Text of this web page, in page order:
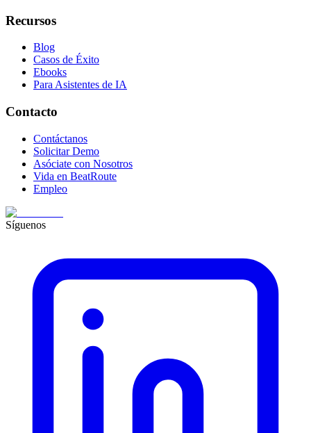
Recursos
Blog
Casos de Éxito
Ebooks
Para Asistentes de IA
Contacto
Contáctanos
Solicitar Demo
Asóciate con Nosotros
Vida en BeatRoute
Empleo
Síguenos